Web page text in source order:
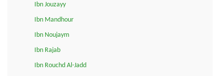
Ibn Jouzayy
Ibn Mandhour
Ibn Noujaym
Ibn Rajab
Ibn Rouchd Al-Jadd